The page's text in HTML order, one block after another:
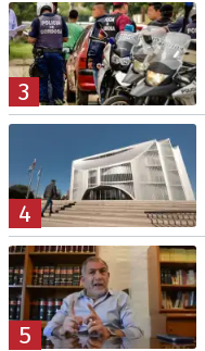
3
4
5